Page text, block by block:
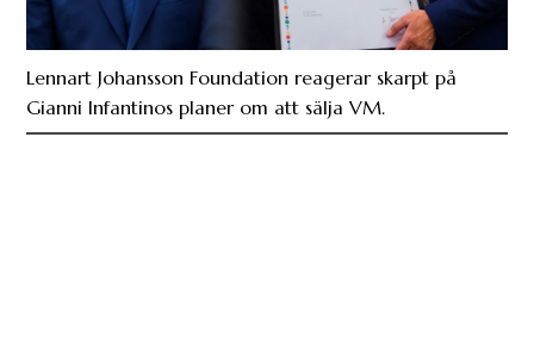
Lennart Johansson Foundation reagerar skarpt på
Gianni Infantinos planer om att sälja VM.